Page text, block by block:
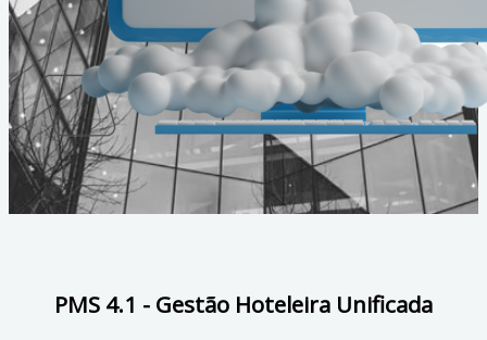
PMS 4.1 - Gestão Hoteleira Unificada